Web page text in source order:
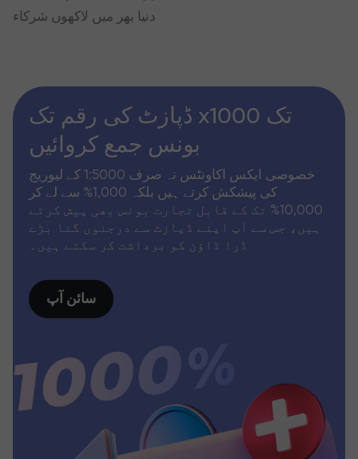
دنیا بھر میں لاکھوں شرکاء
ڈپازٹ کی رقم تک x1000 تک
بونس جمع کروائیں
خصوصی ایکس اکاونٹس نہ صرف 1:5000 کے لیوریج
کی پیشکش کرتے ہیں بلکہ 1,000% سے لے کر
10,000% تک کے قابل تجارت بونس بھی پیش کرتے
ہیں، جس سے آپ اپنے ڈپازٹ سے درجنوں گنا بڑے
ڈرا ڈاؤن کو برداشت کر سکتے ہیں۔
سائن آپ